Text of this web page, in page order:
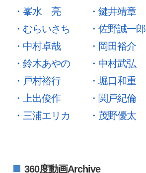
・峯水 亮
・鍵井靖章
・むらいさち
・佐野誠一郎
・中村卓哉
・岡田裕介
・鈴木あやの
・中村武弘
・戸村裕行
・堀口和重
・上出俊作
・関戸紀倫
・三浦エリカ
・茂野優太
360度動画Archive